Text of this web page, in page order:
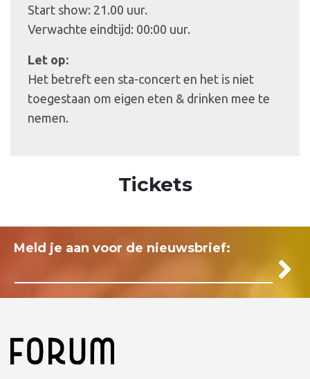
Start show: 21.00 uur.
Verwachte eindtijd: 00:00 uur.
Let op:
Het betreft een sta-concert en het is niet
toegestaan om eigen eten & drinken mee te
nemen.
Tickets
Meld je aan voor de nieuwsbrief: